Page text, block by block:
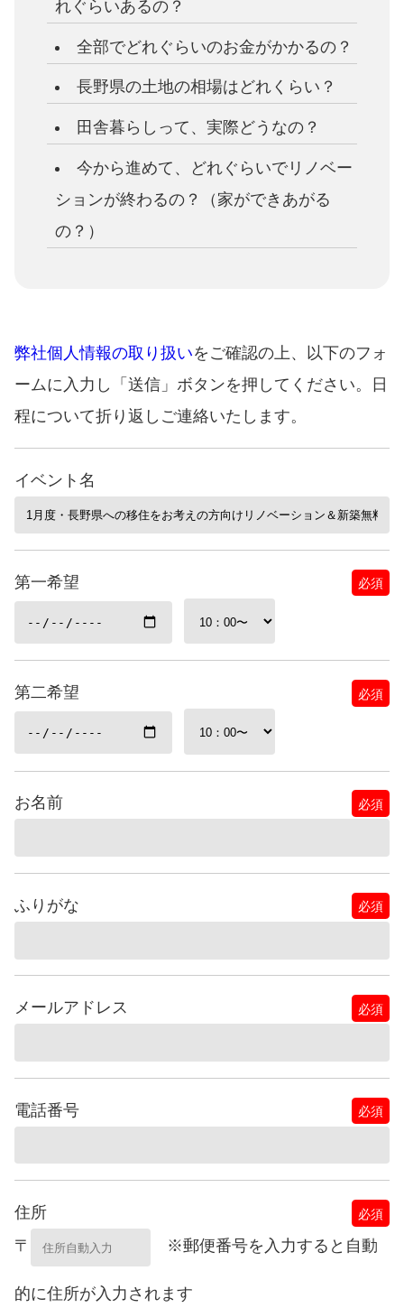
れぐらいあるの？
全部でどれぐらいのお金がかかるの？
長野県の土地の相場はどれくらい？
田舎暮らしって、実際どうなの？
今から進めて、どれぐらいでリノベー
ションが終わるの？（家ができあがる
の？）
弊社個人情報の取り扱いをご確認の上、以下のフォ
ームに入力し「送信」ボタンを押してください。日
程について折り返しご連絡いたします。
イベント名
第一希望 必須
第二希望 必須
お名前 必須
ふりがな 必須
メールアドレス 必須
電話番号 必須
住所 必須
〒 ※郵便番号を入力すると自動
的に住所が入力されます